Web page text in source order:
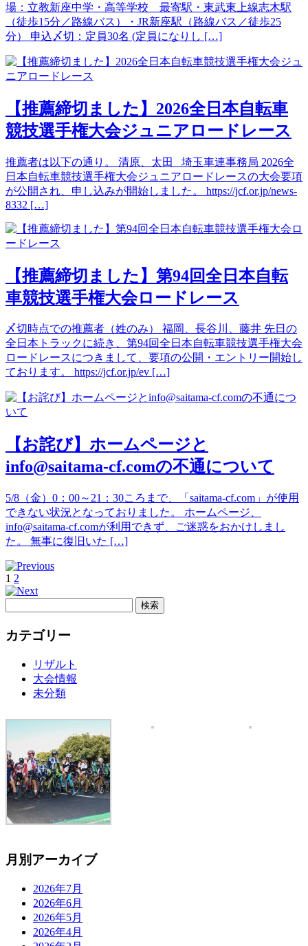
場：立教新座中学・高等学校 最寄駅・東武東上線志木駅
（徒歩15分／路線バス）・JR新座駅（路線バス／徒歩25
分） 申込〆切：定員30名 (定員になりし […]
【推薦締切ました】2026全日本自転車
競技選手権大会ジュニアロードレース
推薦者は以下の通り。 清原、太田 埼玉車連事務局 2026全
日本自転車競技選手権大会ジュニアロードレースの大会要項
が公開され、申し込みが開始しました。 https://jcf.or.jp/news-
8332 […]
【推薦締切ました】第94回全日本自転
車競技選手権大会ロードレース
〆切時点での推薦者（姓のみ） 福岡、長谷川、藤井 先日の
全日本トラックに続き、第94回全日本自転車競技選手権大会
ロードレースにつきまして、要項の公開・エントリー開始し
ております。 https://jcf.or.jp/ev […]
【お詫び】ホームページと
info@saitama-cf.comの不通について
5/8（金）0：00～21：30ころまで、「saitama-cf.com」が使用
できない状況となっておりました。 ホームページ、
info@saitama-cf.comが利用できず、ご迷惑をおかけしまし
た。 無事に復旧いた […]
1 2
カテゴリー
リザルト
大会情報
未分類
月別アーカイブ
2026年7月
2026年6月
2026年5月
2026年4月